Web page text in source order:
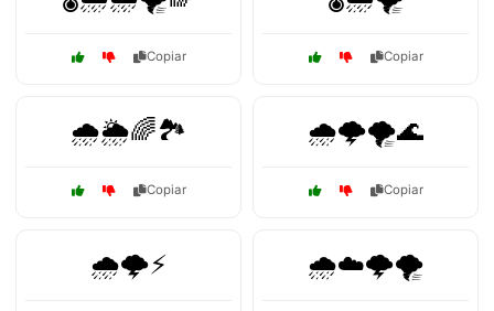
Copiar Copiar
🌧️🌦️🌈🏞️
Copiar
🌧️🌩️🌪️🌊
Copiar
🌧️🌩️⚡ 🌧️☁️🌩️🌪️